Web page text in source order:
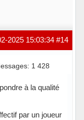
#14
2025 15:03:34
1 428
à la qualité
par un joueur